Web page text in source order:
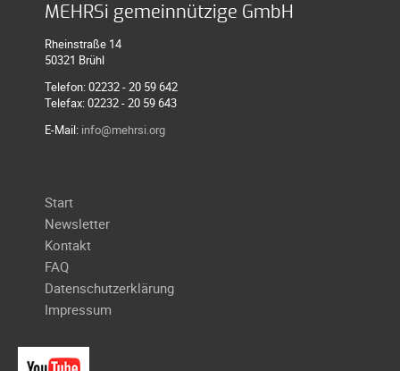
MEHRSi gemeinnützige GmbH
Rheinstraße 14
50321 Brühl
Telefon: 02232 - 20 59 642
Telefax: 02232 - 20 59 643
E-Mail: info@mehrsi.org
Navigation
überspringen
Start
Newsletter
Kontakt
FAQ
Datenschutzerklärung
Impressum